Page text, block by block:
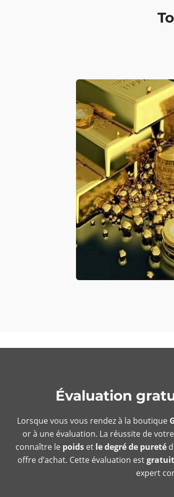
Évaluation
Lorsque vous vous rendez à la boutique
or à une évaluation. La réussite de
connaître le poids et le degré de pureté
offre d’achat. Cette évaluation est
expert